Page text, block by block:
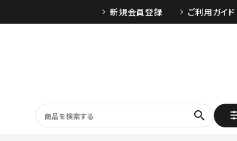
新規会員登録 ご利用ガイド
search